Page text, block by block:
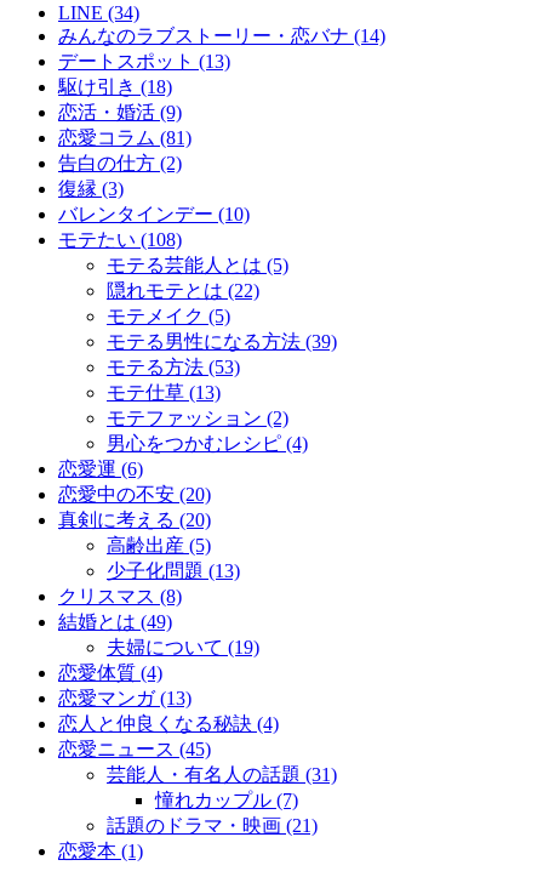
LINE (34)
みんなのラブストーリー・恋バナ (14)
デートスポット (13)
駆け引き (18)
恋活・婚活 (9)
恋愛コラム (81)
告白の仕方 (2)
復縁 (3)
バレンタインデー (10)
モテたい (108)
モテる芸能人とは (5)
隠れモテとは (22)
モテメイク (5)
モテる男性になる方法 (39)
モテる方法 (53)
モテ仕草 (13)
モテファッション (2)
男心をつかむレシピ (4)
恋愛運 (6)
恋愛中の不安 (20)
真剣に考える (20)
高齢出産 (5)
少子化問題 (13)
クリスマス (8)
結婚とは (49)
夫婦について (19)
恋愛体質 (4)
恋愛マンガ (13)
恋人と仲良くなる秘訣 (4)
恋愛ニュース (45)
芸能人・有名人の話題 (31)
憧れカップル (7)
話題のドラマ・映画 (21)
恋愛本 (1)